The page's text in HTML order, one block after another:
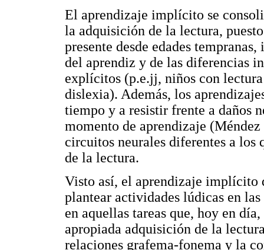
El aprendizaje implícito se
la adquisición de la lectura,
presente desde edades
del aprendiz y de las diferencias
explícitos (p.e.jj, niños con
dislexia). Además, los
tiempo y a resistir frente a daños
momento de aprendizaje
circuitos neurales diferentes a los
de la lectura.
Visto así, el aprendizaje implícito
plantear actividades lúdicas en
en aquellas tareas que, hoy en
apropiada adquisición de la
relaciones grafema-fonema y la